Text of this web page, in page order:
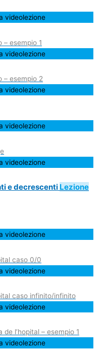
videolezione
– esempio 1
videolezione
– esempio 2
videolezione
videolezione
videolezione
e decrescenti Lezione
videolezione
caso 0/0
videolezione
caso infinito/infinito
videolezione
de l’hopital – esempio 1
videolezione